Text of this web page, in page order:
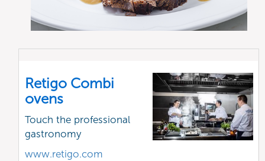
Retigo Combi
ovens
Touch the professional
gastronomy
www.retigo.com